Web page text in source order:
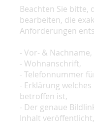
Beachten Sie bitte,
bearbeiten, die
Anforderungen
- Vor- & Nachname,
- Wohnanschrift,
- Telefonnummer
- Erklärung
betroffen ist,
- Der genaue
Inhalt veröffentlicht,